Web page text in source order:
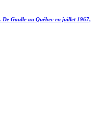
De Gaulle au Québec en juillet 1967,